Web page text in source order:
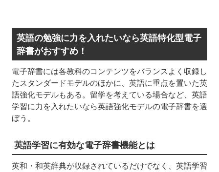
英語の勉強に力を入れたいなら英語特化型電子
辞書がおすすめ！
電子辞書には各教科のコンテンツをバランスよく収録し
たスタンダードモデルのほかに、英語に重点を置いた英
語強化モデルもある。留学を考えている場合など、英語
学習に力を入れたいなら英語強化モデルの電子辞書を選
ぼう。
英語学習に有効な電子辞書機能とは
英和・和英辞典が収録されているだけでなく、英語学習